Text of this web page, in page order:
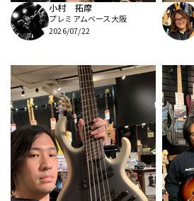
小村 拓摩
プレミアムベース大阪
2026/07/22